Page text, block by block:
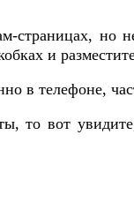
страницах,
и
в телефоне,
вот